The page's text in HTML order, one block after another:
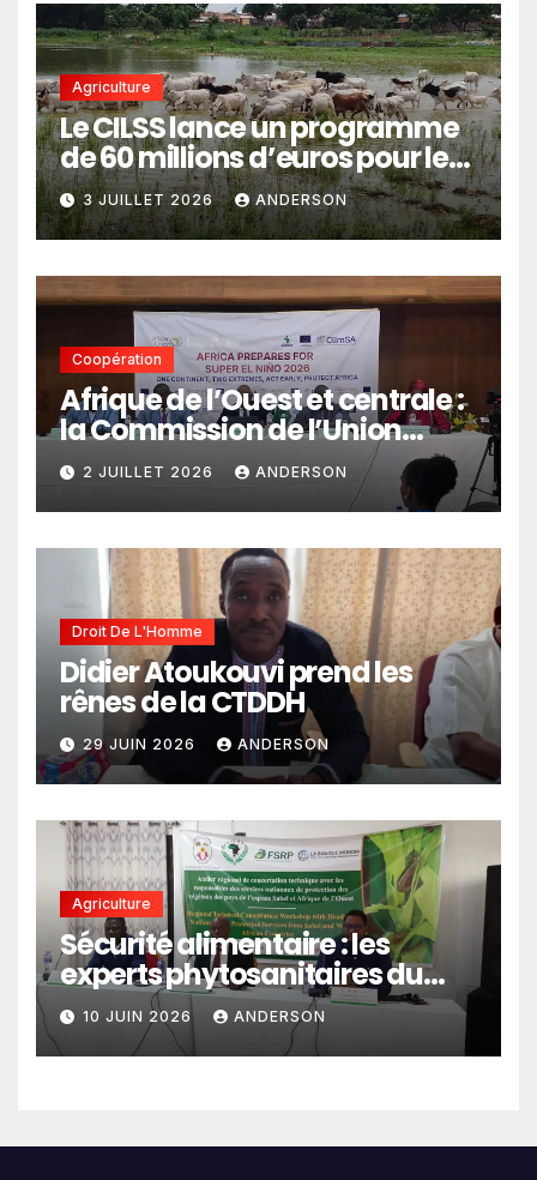
Agriculture
Le CILSS lance un programme
de 60 millions d’euros pour le
pastoralisme
3 JUILLET 2026 ANDERSON
Coopération
Afrique de l’Ouest et centrale :
la Commission de l’Union
africaine veut renforcer
l’intégration des services
climatiques dans les
politiques publiques
2 JUILLET 2026 ANDERSON
Droit De L'Homme
Didier Atoukouvi prend les
rênes de la CTDDH
29 JUIN 2026 ANDERSON
Agriculture
Sécurité alimentaire : les
experts phytosanitaires du
Sahel et d’Afrique de l’Ouest
en conclave à Lomé
10 JUIN 2026 ANDERSON